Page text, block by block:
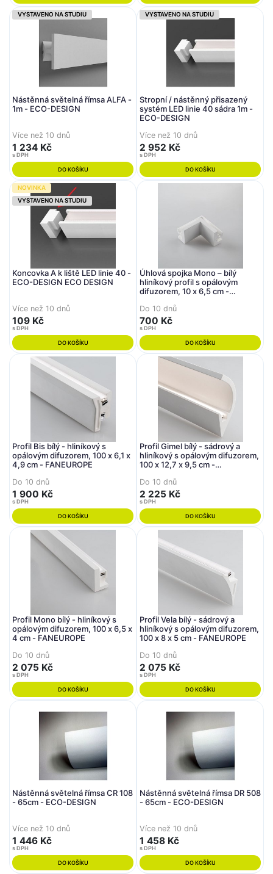
VYSTAVENO NA STUDIU
Nástěnná světelná římsa ALFA -
1m - ECO-DESIGN
Více než 10 dnů
1 234 Kč
s DPH
DO KOŠÍKU
VYSTAVENO NA STUDIU
Stropní / nástěnný přisazený
systém LED linie 40 sádra 1m -
ECO-DESIGN
Více než 10 dnů
2 952 Kč
s DPH
DO KOŠÍKU
NOVINKA
VYSTAVENO NA STUDIU
Koncovka A k liště LED linie 40 -
ECO-DESIGN ECO DESIGN
Více než 10 dnů
109 Kč
s DPH
DO KOŠÍKU
Úhlová spojka Mono – bílý
hliníkový profil s opálovým
difuzorem, 10 x 6,5 cm -
Do 10 dnů
700 Kč
s DPH
DO KOŠÍKU
Profil Bis bílý - hliníkový s
opálovým difuzorem, 100 x 6,1 x
4,9 cm - FANEUROPE
Do 10 dnů
1 900 Kč
s DPH
DO KOŠÍKU
Profil Gimel bílý - sádrový a
hliníkový s opálovým difuzorem,
100 x 12,7 x 9,5 cm -
Do 10 dnů
2 225 Kč
s DPH
DO KOŠÍKU
Profil Mono bílý - hliníkový s
opálovým difuzorem, 100 x 6,5 x
4 cm - FANEUROPE
Do 10 dnů
2 075 Kč
s DPH
DO KOŠÍKU
Profil Vela bílý - sádrový a
hliníkový s opálovým difuzorem,
100 x 8 x 5 cm - FANEUROPE
Do 10 dnů
2 075 Kč
s DPH
DO KOŠÍKU
Nástěnná světelná římsa CR 108
- 65cm - ECO-DESIGN
Více než 10 dnů
1 446 Kč
s DPH
DO KOŠÍKU
Nástěnná světelná římsa DR 508
- 65cm - ECO-DESIGN
Více než 10 dnů
1 458 Kč
s DPH
DO KOŠÍKU